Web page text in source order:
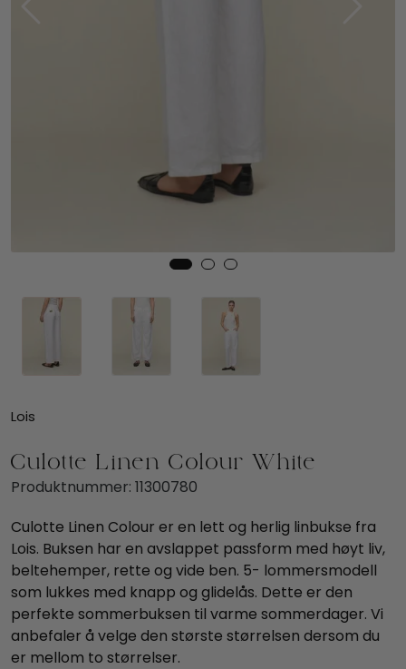
Lois
Produktnummer: 11300780
Culotte Linen Colour er en lett og herlig linbukse fra
Lois. Buksen har en avslappet passform med høyt liv,
beltehemper, rette og vide ben. 5- lommersmodell
som lukkes med knapp og glidelås. Dette er den
perfekte sommerbuksen til varme sommerdager. Vi
anbefaler å velge den største størrelsen dersom du
er mellom to størrelser.